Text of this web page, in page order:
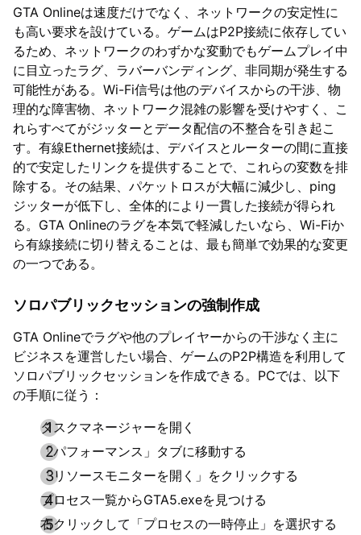
GTA Onlineは速度だけでなく、ネットワークの安定性に
も高い要求を設けている。ゲームはP2P接続に依存してい
るため、ネットワークのわずかな変動でもゲームプレイ中
に目立ったラグ、ラバーバンディング、非同期が発生する
可能性がある。Wi-Fi信号は他のデバイスからの干渉、物
理的な障害物、ネットワーク混雑の影響を受けやすく、こ
れらすべてがジッターとデータ配信の不整合を引き起こ
す。有線Ethernet接続は、デバイスとルーターの間に直接
的で安定したリンクを提供することで、これらの変数を排
除する。その結果、パケットロスが大幅に減少し、ping
ジッターが低下し、全体的により一貫した接続が得られ
る。GTA Onlineのラグを本気で軽減したいなら、Wi-Fiか
ら有線接続に切り替えることは、最も簡単で効果的な変更
の一つである。
ソロパブリックセッションの強制作成
GTA Onlineでラグや他のプレイヤーからの干渉なく主に
ビジネスを運営したい場合、ゲームのP2P構造を利用して
ソロパブリックセッションを作成できる。PCでは、以下
の手順に従う：
タスクマネージャーを開く
「パフォーマンス」タブに移動する
「リソースモニターを開く」をクリックする
プロセス一覧からGTA5.exeを見つける
右クリックして「プロセスの一時停止」を選択する